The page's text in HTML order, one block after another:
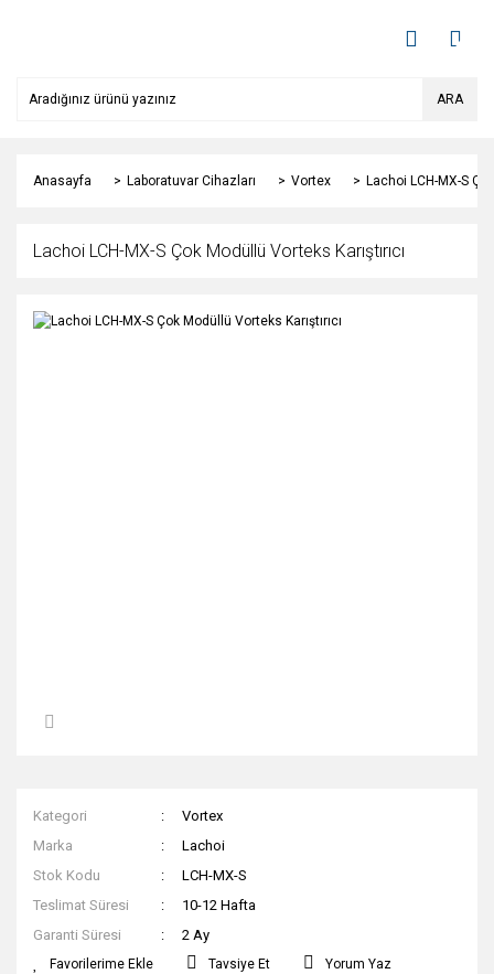
ARA
Anasayfa Laboratuvar Cihazları Vortex Lachoi LCH-MX-S
Lachoi LCH-MX-S Çok Modüllü Vorteks Karıştırıcı
Kategori
Vortex
Marka
Lachoi
Stok Kodu
LCH-MX-S
Teslimat Süresi
10-12 Hafta
Garanti Süresi
2 Ay
Tavsiye Et Yorum Yaz